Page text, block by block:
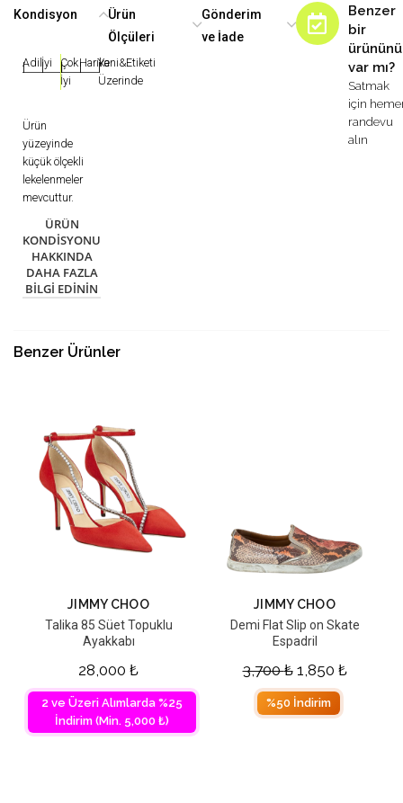
Kondisyon
|Adil|İyi |Çok
İyi
|Harika
|Yeni&Etiketi
Üzerinde
Ürün
yüzeyinde
küçük ölçekli
lekelenmeler
mevcuttur.
ÜRÜN
KONDISYONU
HAKKINDA
DAHA FAZLA
BILGI EDININ
Ürün
Ölçüleri
Gönderim
ve İade
Benzer
bir
var mı?
Satmak
için
randevu
alın
Benzer Ürünler
JIMMY CHOO
Talika 85 Süet Topuklu
Ayakkabı
28,000 ₺
2 ve Üzeri Alımlarda %25
İndirim (Min. 5,000 ₺)
JIMMY CHOO
Demi Flat Slip on Skate
Espadril
3,700₺ 1,850 ₺
%50 İndirim